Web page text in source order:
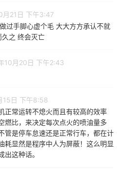
月21日 下午3:47
过手脚心虚个毛 大大方方承认不就
之 终会灭亡
10月20日 下午2:43
15日 下午8:58
正常运转不熄火而且有较高的效率
燃比，来决定每次点火的喷油量多
管是停车怠速还是正常行车，都在计
耗显然是程序中人为屏蔽！这么明显
出这种话。